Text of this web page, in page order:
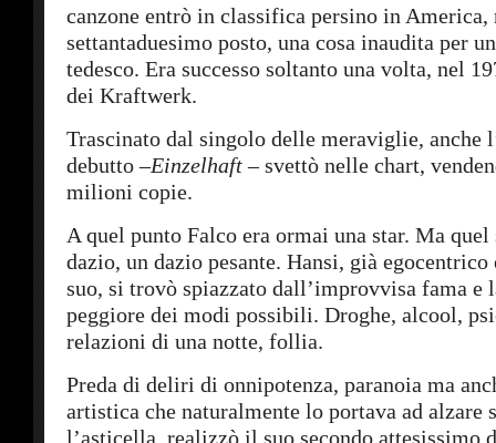
canzone entrò in classifica persino in
settantaduesimo posto, una cosa inaudita per
tedesco. Era successo soltanto una volta, nel
dei Kraftwerk.
Trascinato dal singolo delle meraviglie, anche
debutto –Einzelhaft–svettò nelle chart,
milioni copie.
A quel punto Falco era ormai una star. Ma quel
dazio, un dazio pesante. Hansi, già
suo, si trovò spiazzato dall’improvvisa fama e
peggiore dei modi possibili. Droghe, alcool,
relazioni di una notte, follia.
Preda di deliri di onnipotenza, paranoia ma
artistica che naturalmente lo portava ad alzare
l’asticella, realizzò il suo secondo attesissimo